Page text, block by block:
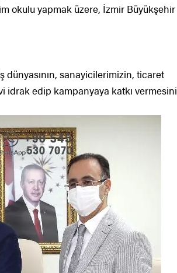
okulu yapmak üzere, İzmir Büyükşehir
dünyasının, sanayicilerimizin, ticaret
idrak edip kampanyaya katkı vermesini